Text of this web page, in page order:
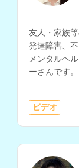
友人・家族
発達障害、
メンタルヘ
ーさんです
人まで幅広
ビデオ